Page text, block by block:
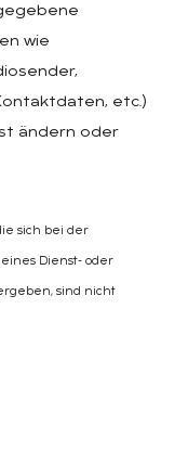
wie
etc.)
ändern oder
sich bei der
Dienst- oder
sind nicht